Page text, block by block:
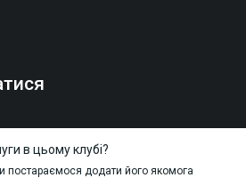
в цьому клубі?
постараємося додати його якомога